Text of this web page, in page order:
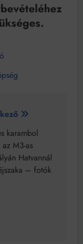
karambol
M3-as
Hatvannál
– fotók